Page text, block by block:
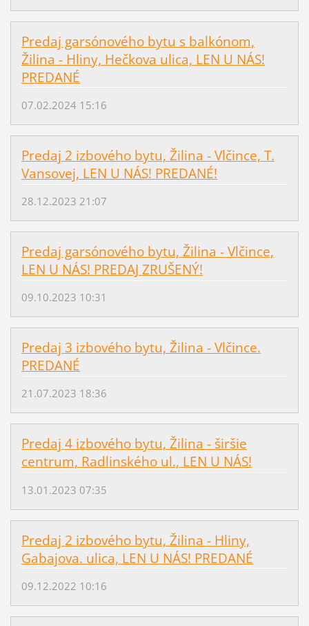
Predaj garsónového bytu s balkónom,
Žilina - Hliny, Hečkova ulica, LEN U NÁS!
PREDANÉ
07.02.2024 15:16
Predaj 2 izbového bytu, Žilina - Vlčince, T.
Vansovej, LEN U NÁS! PREDANÉ!
28.12.2023 21:07
Predaj garsónového bytu, Žilina - Vlčince,
LEN U NÁS! PREDAJ ZRUŠENÝ!
09.10.2023 10:31
Predaj 3 izbového bytu, Žilina - Vlčince.
PREDANÉ
21.07.2023 18:36
Predaj 4 izbového bytu, Žilina - širšie
centrum, Radlinského ul., LEN U NÁS!
13.01.2023 07:35
Predaj 2 izbového bytu, Žilina - Hliny,
Gabajova. ulica, LEN U NÁS! PREDANÉ
09.12.2022 10:16